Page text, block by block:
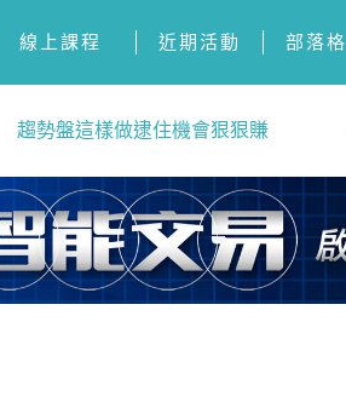
線上課程 近期活動 部落格
趨勢盤這樣做逮住機會狠狠賺